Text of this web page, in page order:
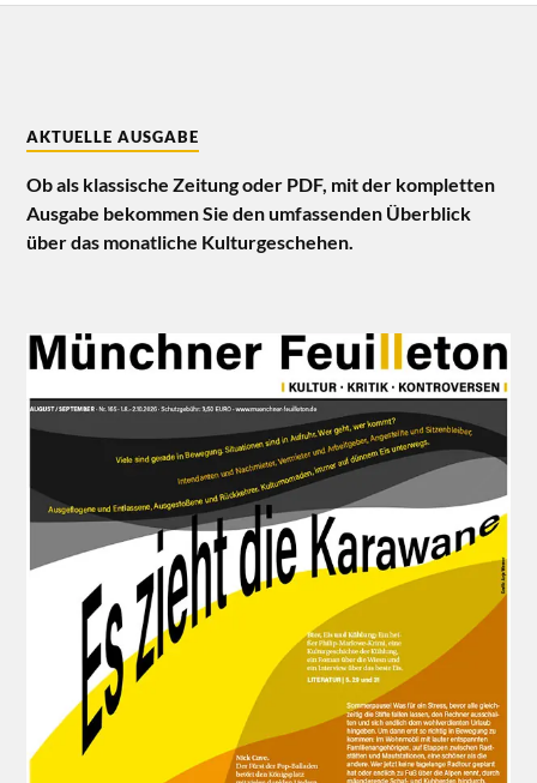
AKTUELLE AUSGABE
Ob als klassische Zeitung oder PDF, mit der kompletten
Ausgabe bekommen Sie den umfassenden Überblick
über das monatliche Kulturgeschehen.